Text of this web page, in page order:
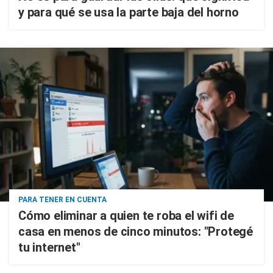
y para qué se usa la parte baja del horno
PARA TENER EN CUENTA
Cómo eliminar a quien te roba el wifi de
casa en menos de cinco minutos: "Protegé
tu internet"